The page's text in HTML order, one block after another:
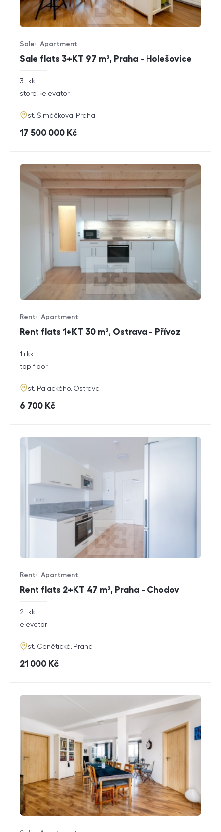
Sale flats 3+KT 97 m², Praha - Holešovice
Offer type
Sale
Property type
Apartment
rozměry
3+kk
funkce
store elevator
adresa
st. Šimáčkova, Praha
cena
17 500 000 Kč
Rent flats 1+KT 30 m², Ostrava - Přívoz
Offer type
Rent
Property type
Apartment
rozměry
1+kk
funkce
top floor
adresa
st. Palackého, Ostrava
cena
6 700 Kč
Rent flats 2+KT 47 m², Praha - Chodov
Offer type
Rent
Property type
Apartment
rozměry
disposition
2+kk
funkce
elevator
adresa
st. Čenětická, Praha
cena
21 000 Kč